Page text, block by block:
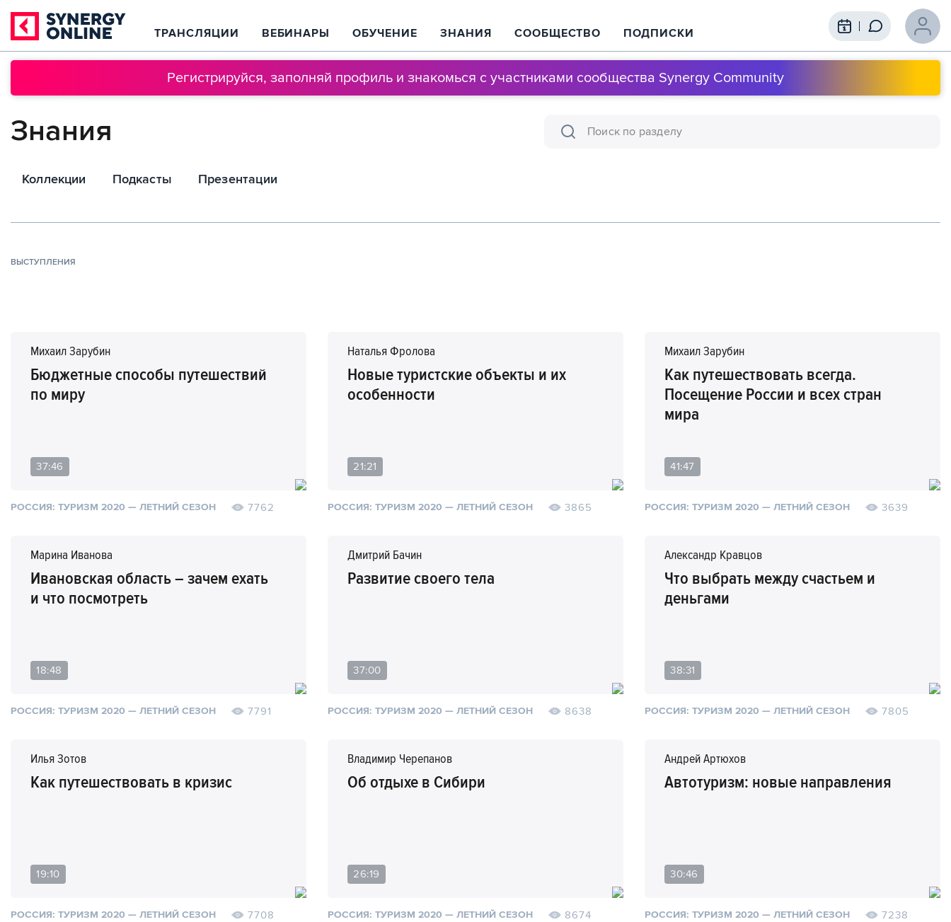
ТРАНСЛЯЦИИ ВЕБИНАРЫ ОБУЧЕНИЕ ЗНАНИЯ СООБЩЕСТВО ПОДПИСКИ
Регистрируйся, заполняй профиль и знакомься с участниками сообщества Synergy Community
Знания
Коллекции Подкасты Презентации
ВЫСТУПЛЕНИЯ
Михаил Зарубин
Бюджетные способы путешествий
по миру
37:46
РОССИЯ: ТУРИЗМ 2020 — ЛЕТНИЙ СЕЗОН 7762
Наталья Фролова
Новые туристские объекты и их
особенности
21:21
РОССИЯ: ТУРИЗМ 2020 — ЛЕТНИЙ СЕЗОН 3865
Михаил Зарубин
Как путешествовать всегда.
Посещение России и всех стран
мира
41:47
РОССИЯ: ТУРИЗМ 2020 — ЛЕТНИЙ СЕЗОН 3639
Марина Иванова
Ивановская область – зачем ехать
и что посмотреть
18:48
РОССИЯ: ТУРИЗМ 2020 — ЛЕТНИЙ СЕЗОН 7791
Дмитрий Бачин
Развитие своего тела
37:00
РОССИЯ: ТУРИЗМ 2020 — ЛЕТНИЙ СЕЗОН 8638
Александр Кравцов
Что выбрать между счастьем и
деньгами
38:31
РОССИЯ: ТУРИЗМ 2020 — ЛЕТНИЙ СЕЗОН 7805
Илья Зотов
Как путешествовать в кризис
19:10
РОССИЯ: ТУРИЗМ 2020 — ЛЕТНИЙ СЕЗОН 7708
Владимир Черепанов
Об отдыхе в Сибири
26:19
РОССИЯ: ТУРИЗМ 2020 — ЛЕТНИЙ СЕЗОН 8674
Андрей Артюхов
Автотуризм: новые направления
30:46
РОССИЯ: ТУРИЗМ 2020 — ЛЕТНИЙ СЕЗОН 7238